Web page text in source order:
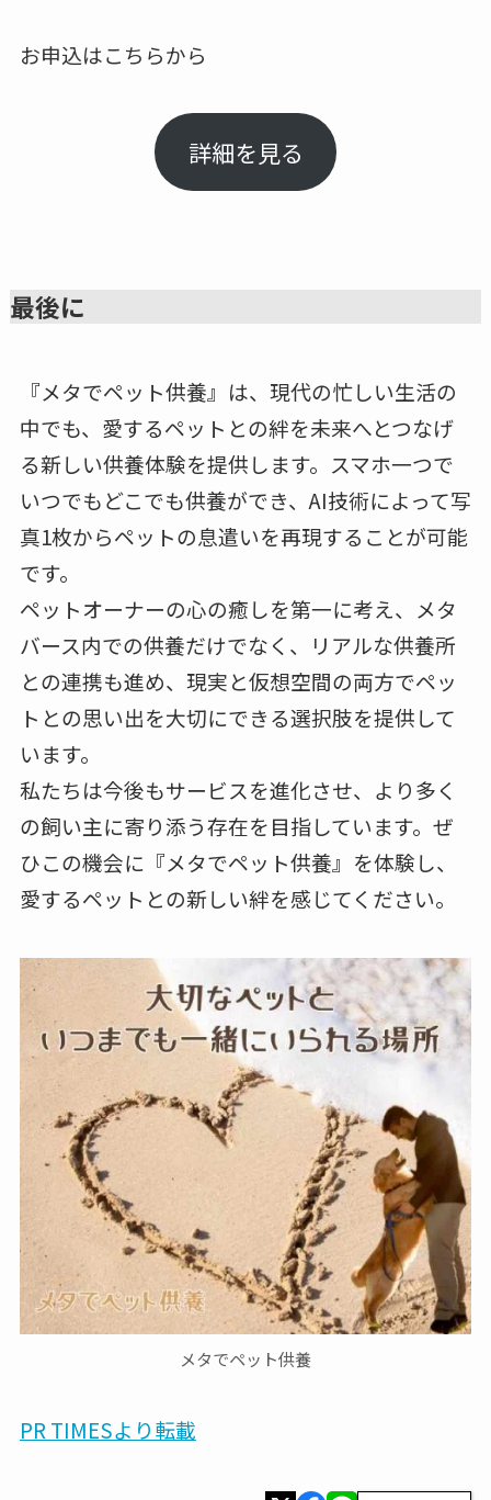
お申込はこちらから
詳細を見る
最後に
『メタでペット供養』は、現代の忙しい生活の
中でも、愛するペットとの絆を未来へとつなげ
る新しい供養体験を提供します。スマホ一つで
いつでもどこでも供養ができ、AI技術によって写
真1枚からペットの息遣いを再現することが可能
です。
ペットオーナーの心の癒しを第一に考え、メタ
バース内での供養だけでなく、リアルな供養所
との連携も進め、現実と仮想空間の両方でペッ
トとの思い出を大切にできる選択肢を提供して
います。
私たちは今後もサービスを進化させ、より多く
の飼い主に寄り添う存在を目指しています。ぜ
ひこの機会に『メタでペット供養』を体験し、
愛するペットとの新しい絆を感じてください。
メタでペット供養
PR TIMESより転載